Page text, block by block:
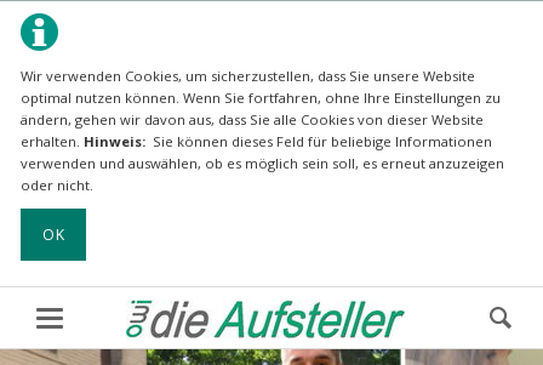
Wir verwenden Cookies, um sicherzustellen, dass Sie unsere Website
optimal nutzen können.Wenn Sie fortfahren, ohne Ihre Einstellungen zu
ändern, gehen wir davon aus, dass Sie alle Cookies von dieser Website
erhalten. Hinweis: Sie können dieses Feld für beliebige Informationen
verwenden und auswählen, ob es möglich sein soll, es erneut anzuzeigen
oder nicht.
OK